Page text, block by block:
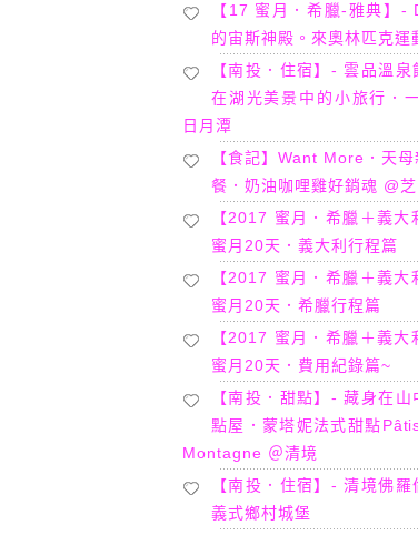
【17 蜜月．希臘-雅典】-
的宙斯神殿。來奧林匹克運
【南投．住宿】- 雲品溫
在湖光美景中的小旅行．
日月潭
【食記】Want More．天
餐．奶油咖哩雞好銷魂 @
【2017 蜜月．希臘＋義
蜜月20天．義大利行程篇
【2017 蜜月．希臘＋義
蜜月20天．希臘行程篇
【2017 蜜月．希臘＋義
蜜月20天．費用紀錄篇~
【南投．甜點】- 藏身在
點屋．蒙塔妮法式甜點
Montagne ＠清境
【南投．住宿】- 清境佛羅
義式鄉村城堡